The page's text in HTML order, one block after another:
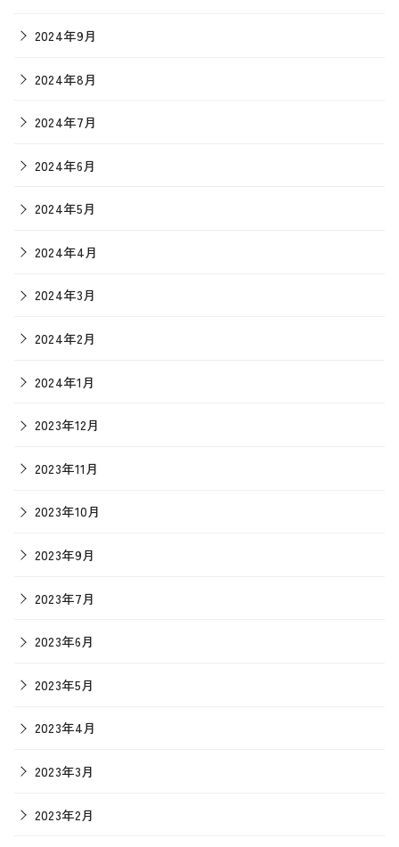
2024年9月
2024年8月
2024年7月
2024年6月
2024年5月
2024年4月
2024年3月
2024年2月
2024年1月
2023年12月
2023年11月
2023年10月
2023年9月
2023年7月
2023年6月
2023年5月
2023年4月
2023年3月
2023年2月